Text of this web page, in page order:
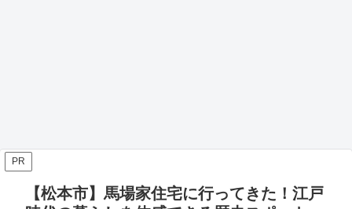
PR
【松本市】馬場家住宅に行ってきた！江戸